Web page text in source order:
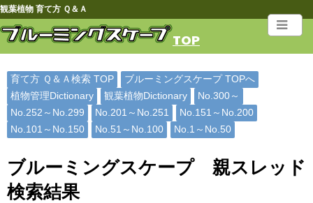
観葉植物 育て方 Ｑ＆Ａ
TOP
育て方 Ｑ＆Ａ検索 TOP
ブルーミングスケープ TOPへ
植物管理Dictionary
観葉植物Dictionary
No.300～
No.252～No.299
No.201～No.251
No.151～No.200
No.101～No.150
No.51～No.100 No.1～No.50
ブルーミングスケープ 親スレッド
検索結果